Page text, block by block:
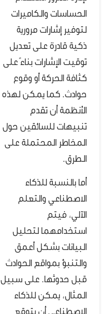
الحساسات والكاميرات
لتوفير إشارات مرورية
ذكية قادرة على تعديل
توقيت الإشارات بناءً على
كثافة الحركة أو وقوع
حوادث. كما يمكن لهذه
الأنظمة أن تقدم
تنبيهات للسائقين حول
المخاطر المحتملة على
الطرق.
أما بالنسبة للذكاء
الاصطناعي والتعلم
الآلي، فيتم
استخدامهما لتحليل
البيانات بشكل أعمق
والتنبؤ بمواقع الحوادث
قبل حدوثها. على سبيل
المثال، يمكن للذكاء